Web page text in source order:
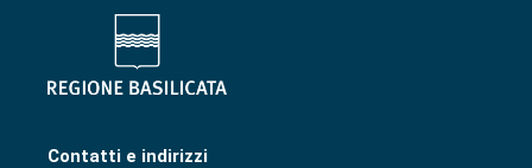
Contatti e indirizzi